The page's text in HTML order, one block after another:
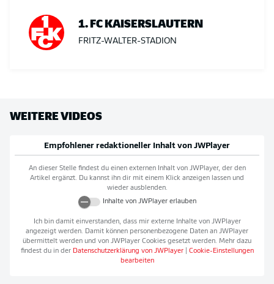
1. FC KAISERSLAUTERN
FRITZ-WALTER-STADION
WEITERE VIDEOS
Empfohlener redaktioneller Inhalt von JWPlayer
An dieser Stelle findest du einen externen Inhalt von JWPlayer, der den
Artikel ergänzt. Du kannst ihn dir mit einem Klick anzeigen lassen und
wieder ausblenden.
Inhalte von JWPlayererlauben
Ich bin damit einverstanden, dass mir externe Inhalte von JWPlayer
angezeigt werden. Damit können personenbezogene Daten an JWPlayer
übermittelt werden und von JWPlayer Cookies gesetzt werden. Mehr dazu
findest du in der Datenschutzerklärung von JWPlayer| Cookie-Einstellungen
bearbeiten